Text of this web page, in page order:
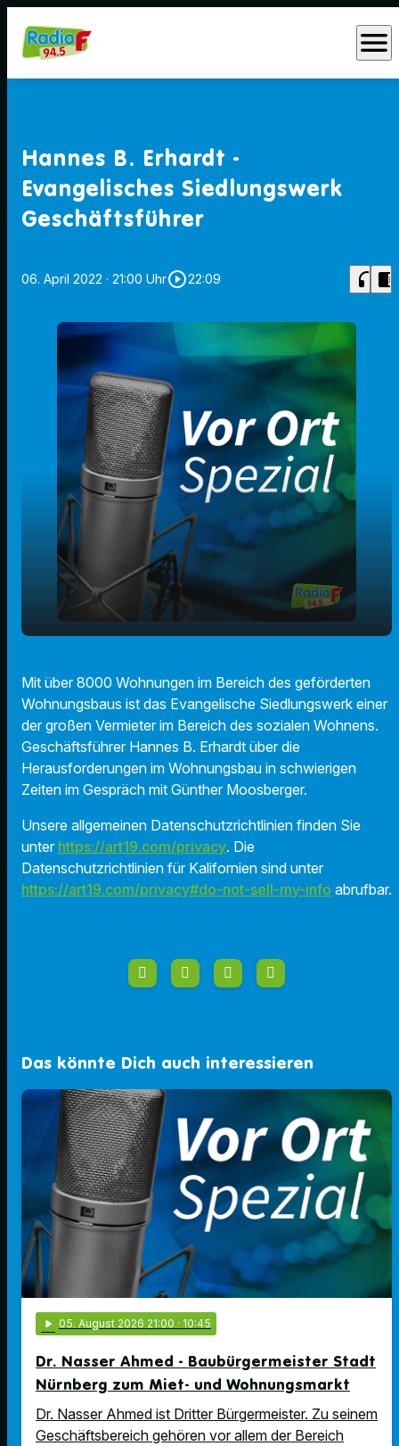
menu
Hannes B. Erhardt -
Evangelisches Siedlungswerk
Geschäftsführer
06. April 2022 · 21:00 Uhrplay_circle_outline22:09 headphones chrome_reader_mode
play_arrow Siedlungswerk Geschäftsführer
00:00 22:09
Mit über 8000 Wohnungen im Bereich des geförderten
Wohnungsbaus ist das Evangelische Siedlungswerk einer
der großen Vermieter im Bereich des sozialen Wohnens.
Geschäftsführer Hannes B. Erhardt über die
Herausforderungen im Wohnungsbau in schwierigen
Zeiten im Gespräch mit Günther Moosberger.
Unsere allgemeinen Datenschutzrichtlinien finden Sie
unter https://art19.com/privacy. Die
Datenschutzrichtlinien für Kalifornien sind unter
https://art19.com/privacy#do-not-sell-my-info abrufbar.
Das könnte Dich auch interessieren
play_arrow 05. August 2026 21:00 · 10:45
Dr. Nasser Ahmed - Baubürgermeister Stadt
Nürnberg zum Miet- und Wohnungsmarkt
Dr. Nasser Ahmed ist Dritter Bürgermeister. Zu seinem
Geschäftsbereich gehören vor allem der Bereich